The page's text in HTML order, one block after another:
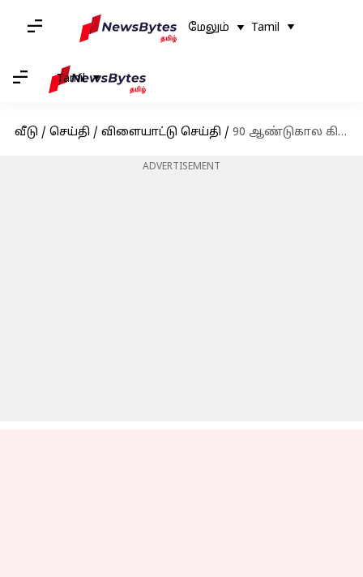
மேலும் Tamil
Tamil
வீடு / செய்தி / விளையாட்டு செய்தி / 90 ஆண்டுகால கிரிக்கெட்டில் முதல்முறை; சாதனைக்கு தயாராகும் இந்தியா vs இங்கிலாந்து டெஸ்ட் போட்டி
ADVERTISEMENT